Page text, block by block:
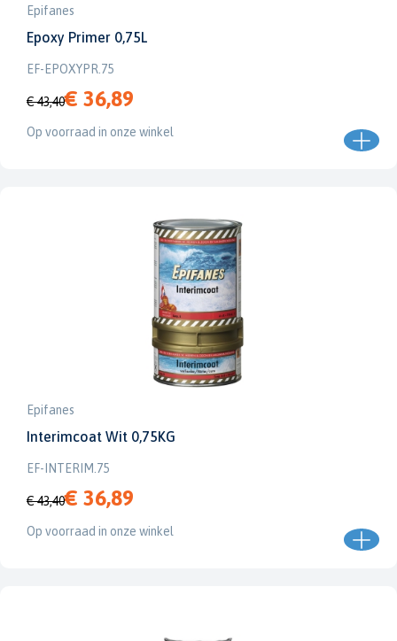
Epifanes
Epoxy Primer 0,75L
EF-EPOXYPR.75
€ 43,40€ 36,89
Op voorraad in onze winkel
Epifanes
Interimcoat Wit 0,75KG
EF-INTERIM.75
€ 43,40€ 36,89
Op voorraad in onze winkel